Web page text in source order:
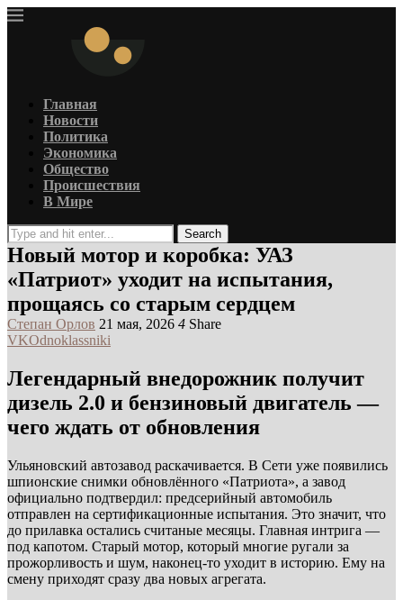
Главная
Новости
Политика
Экономика
Общество
Происшествия
В Мире
Search
Новый мотор и коробка: УАЗ
«Патриот» уходит на испытания,
прощаясь со старым сердцем
Степан Орлов 21 мая, 2026 4 Share
VKOdnoklassniki
Легендарный внедорожник получит
дизель 2.0 и бензиновый двигатель —
чего ждать от обновления
Ульяновский автозавод раскачивается. В Сети уже появились
шпионские снимки обновлённого «Патриота», а завод
официально подтвердил: предсерийный автомобиль
отправлен на сертификационные испытания. Это значит, что
до прилавка остались считаные месяцы. Главная интрига —
под капотом. Старый мотор, который многие ругали за
прожорливость и шум, наконец-то уходит в историю. Ему на
смену приходят сразу два новых агрегата.